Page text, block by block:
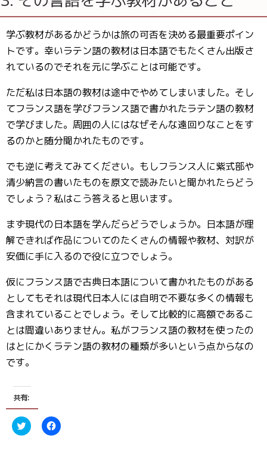
学ぶ教材があるかどうかは旅の可否を決める最重要ポイン
トです。幸いラテン語の教材は日本語でもたくさん出版さ
れているのでそれを元に学ぶことは可能です。
ただ私は日本語の教材は途中でやめてしまいました。そし
てフランス語を学びフランス語で書かれたラテン語の教材
で学びました。周囲の人にはなぜそんな遠回りなことをす
るのかと随分聞かれたものです。
でも逆に考えてみてください。もしフランス人に紫式部や
清少納言の書いたものを原文で読みたいと聞かれたらどう
でしょう？私はこう答えると思います。
まず現代の日本語を学んだらどうでしょうか。日本語が理
解できれば作品についてのたくさんの情報や教材、対訳が
安価に手に入るので役に立つでしょう。
仮にフランス語で古典日本語について書かれたものがある
としてもそれは現代日本人には自明で不要な多くの情報も
含まれていることでしょう。そして比較的に高額であるこ
とは間違いありません。私がフランス語の教材を使ったの
はとにかくラテン語の教材の種類が多いという点からなの
です。
共有:
ク
リ
F
a